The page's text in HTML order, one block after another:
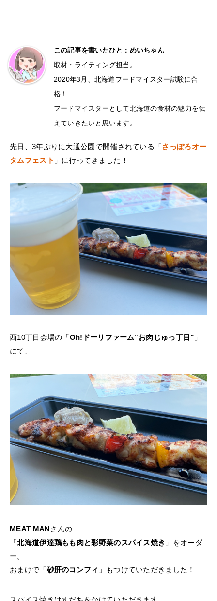
この記事を書いたひと：めいちゃん
取材・ライティング担当。
2020年3月、北海道フードマイスター試験に合
格！
フードマイスターとして北海道の食材の魅力を伝
えていきたいと思います。
先日、3年ぶりに大通公園で開催されている「さっぽろオー
タムフェスト 」に行ってきました！
西10丁目会場の「Oh!ドーリファーム“お肉じゅっ丁目” 」
にて、
MEAT MANさんの
「北海道伊達鶏もも肉と彩野菜のスパイス焼き 」をオーダ
ー。
おまけで「砂肝のコンフィ 」もつけていただきました！